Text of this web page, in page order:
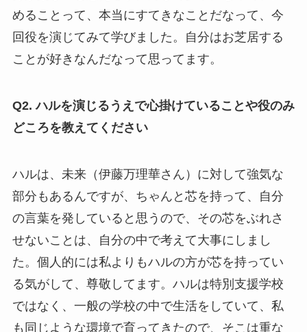
めることって、本当にすてきなことだなって、今
回役を演じてみて学びました。自分はお芝居する
ことが好きなんだなって思ってます。
Q2. ハルを演じるうえで心掛けていることや役のみ
どころを教えてください
ハルは、未来（伊藤万理華さん）に対して強気な
部分もあるんですが、ちゃんと芯を持って、自分
の言葉を発していると思うので、その芯をぶれさ
せないことは、自分の中で考えて大事にしまし
た。個人的には私よりもハルの方が芯を持ってい
る気がして、尊敬してます。ハルは特別支援学校
ではなく、一般の学校の中で生活をしていて、私
も同じような環境で育ってきたので、そこは重な